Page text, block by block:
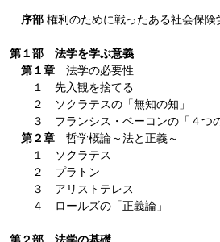
序部権利のために戦ったある社会保険
第１部 法学を学ぶ意義
第１章法学の必要性
１ 先入観を捨てる
２ ソクラテスの「無知の知」
３ フランシス・ベーコンの「４つの
第２章哲学概論～法と正義～
１ ソクラテス
２ プラトン
３ アリストテレス
４ ロールズの「正義論」